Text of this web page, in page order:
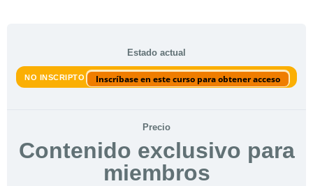
Estado actual
NO INSCRIPTO Inscríbase en este curso para obtener acceso
Precio
Contenido exclusivo para
miembros